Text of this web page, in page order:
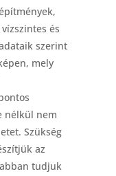
és
szerint
mely
nélkül nem
Szükség
az
tudjuk